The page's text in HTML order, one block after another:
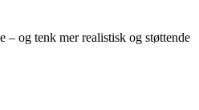
– og tenk mer realistisk og støttende